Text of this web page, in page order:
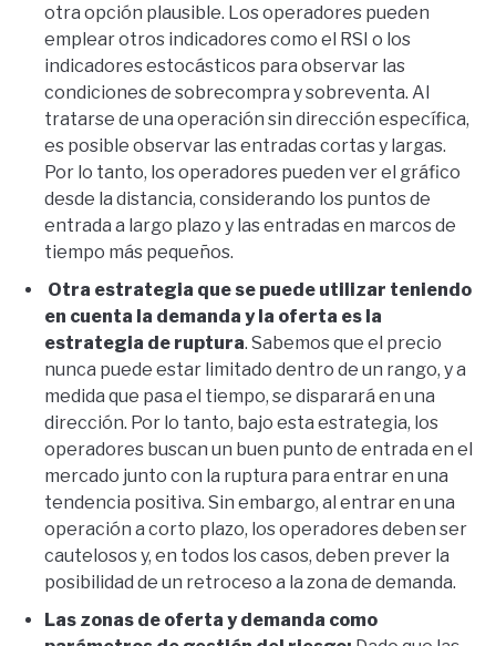
otra opción plausible. Los operadores pueden
emplear otros indicadores como el RSI o los
indicadores estocásticos para observar las
condiciones de sobrecompra y sobreventa. Al
tratarse de una operación sin dirección específica,
es posible observar las entradas cortas y largas.
Por lo tanto, los operadores pueden ver el gráfico
desde la distancia, considerando los puntos de
entrada a largo plazo y las entradas en marcos de
tiempo más pequeños.
Otra estrategia que se puede utilizar teniendo
en cuenta la demanda y la oferta es la
estrategia de ruptura. Sabemos que el precio
nunca puede estar limitado dentro de un rango, y a
medida que pasa el tiempo, se disparará en una
dirección. Por lo tanto, bajo esta estrategia, los
operadores buscan un buen punto de entrada en el
mercado junto con la ruptura para entrar en una
tendencia positiva. Sin embargo, al entrar en una
operación a corto plazo, los operadores deben ser
cautelosos y, en todos los casos, deben prever la
posibilidad de un retroceso a la zona de demanda.
Las zonas de oferta y demanda como